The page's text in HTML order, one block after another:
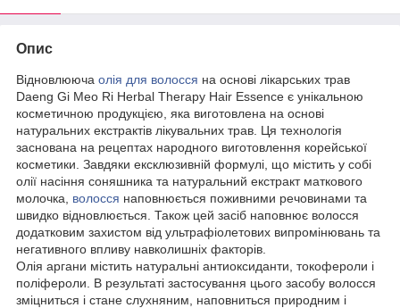
Опис
Відновлююча олія для волосся на основі лікарських трав
Daeng Gi Meo Ri Herbal Therapy Hair Essence є унікальною
косметичною продукцією, яка виготовлена на основі
натуральних екстрактів лікувальних трав. Ця технологія
заснована на рецептах народного виготовлення корейської
косметики. Завдяки ексклюзивній формулі, що містить у собі
олії насіння соняшника та натуральний екстракт маткового
молочка, волосся наповнюється поживними речовинами та
швидко відновлюється. Також цей засіб наповнює волосся
додатковим захистом від ультрафіолетових випромінювань та
негативного впливу навколишніх факторів.
Олія аргани містить натуральні антиоксиданти, токофероли і
поліфероли. В результаті застосування цього засобу волосся
зміцниться і стане слухняним, наповниться природним і